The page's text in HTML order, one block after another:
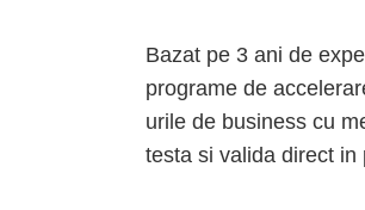
Bazat pe 3 ani de
programe de
urile de business cu
testa si valida direct